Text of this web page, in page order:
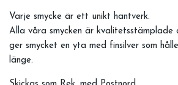
Varje smycke är ett unikt hantverk.
Alla våra smycken är kvalitetsstämplade
ger smycket en yta med finsilver som
länge.